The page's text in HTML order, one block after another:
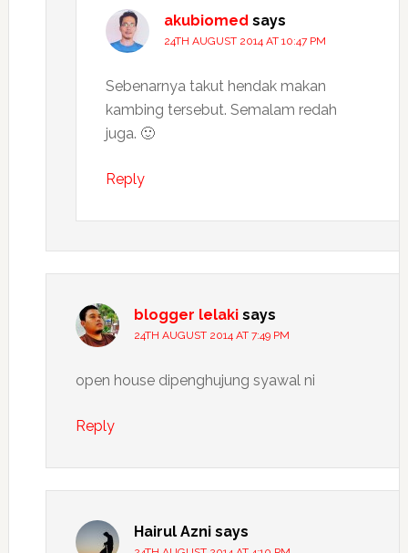
akubiomed says
24TH AUGUST 2014 AT 10:47 PM
Sebenarnya takut hendak makan
kambing tersebut. Semalam redah
juga. 🙂
Reply
blogger lelaki says
24TH AUGUST 2014 AT 7:49 PM
open house dipenghujung syawal ni
Reply
Hairul Azni says